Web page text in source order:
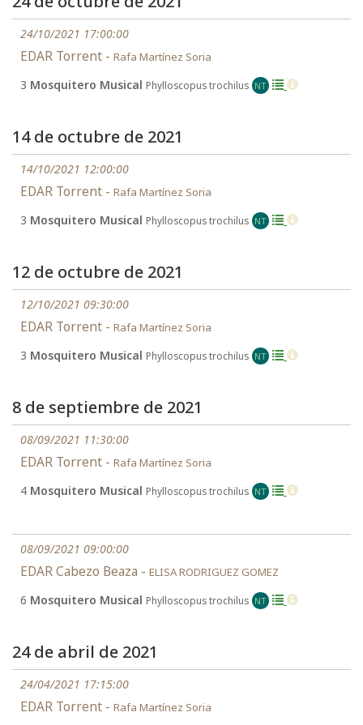
24/10/2021 17:00:00
EDAR Torrent - Rafa Martínez Soria
3 Mosquitero Musical Phylloscopus trochilus NT
14 de octubre de 2021
14/10/2021 12:00:00
EDAR Torrent - Rafa Martínez Soria
3 Mosquitero Musical Phylloscopus trochilus NT
12 de octubre de 2021
12/10/2021 09:30:00
EDAR Torrent - Rafa Martínez Soria
3 Mosquitero Musical Phylloscopus trochilus NT
8 de septiembre de 2021
08/09/2021 11:30:00
EDAR Torrent - Rafa Martínez Soria
4 Mosquitero Musical Phylloscopus trochilus NT
08/09/2021 09:00:00
EDAR Cabezo Beaza - ELISA RODRIGUEZ GOMEZ
6 Mosquitero Musical Phylloscopus trochilus NT
24 de abril de 2021
24/04/2021 17:15:00
EDAR Torrent - Rafa Martínez Soria